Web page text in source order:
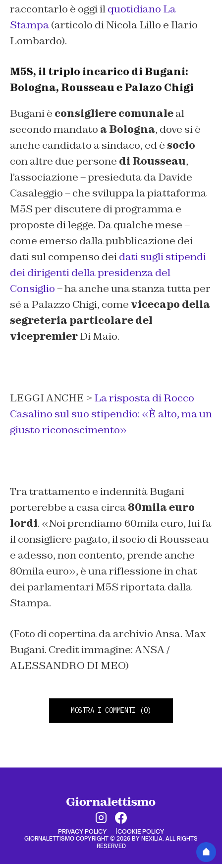
raccontarlo è oggi ilquotidiano La
Stampa(articolo di Nicola Lillo e Ilario
Lombardo).
M5S, il triplo incarico di Bugani:
Bologna, Rousseau e Palazo Chigi
Bugani è consigliere comunaleal
secondo mandato a Bologna, dove si è
anche candidato a sindaco, ed è socio
con altre due persone di Rousseau,
l’associazione – presieduta da Davide
Casaleggio – che sviluppa la piattaforma
M5S per discutere di programma e
proposte di legge. Da qualche mese –
come emerso dalla pubblicazione dei
dati sul compenso deidati sugli stipendi
dei dirigenti della presidenza del
Consiglio– ha anche una stanza tutta per
sé a Palazzo Chigi, come vicecapo della
segreteria particolare del
vicepremierDi Maio.
LEGGI ANCHE > La risposta di Rocco
Casalino sul suo stipendio: «È alto, ma un
giusto riconoscimento»
Tra trattamento e indennità Bugani
porterebbe a casa circa80mila euro
lordi. «Noi prendiamo 60mila euro, lui fa
il consigliere pagato, il socio di Rousseau
e adesso, non contento, prende anche
80mila euro», è una riflessione in chat
dei parlamentari M5S riportata dalla
Stampa.
(Foto di copertina da archivio Ansa. Max
Bugani. Credit immagine: ANSA /
ALESSANDRO DI MEO)
MOSTRA I COMMENTI (0)
PRIVACY POLICY COOKIE POLICY
GIORNALETTISMO COPYRIGHT © 2026 BY NEXILIA. ALL RIGHTS
RESERVED